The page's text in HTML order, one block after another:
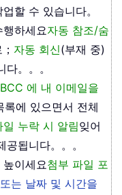
할 수 있습니다。
하세요자동 참조/숨
자동 회신(부재 중)
。。。
BCC 에 내 이메일을
록에 있으면서 전체
일 누락 시 알림잊어
됩니다。。。
이세요첨부 파일 포
는 날짜 및 시간을